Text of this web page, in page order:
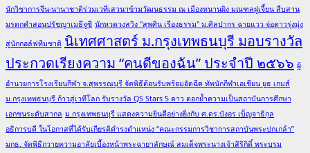
นักวิชาการจีน-นานาชาติร่วมเวทีเสวนาข้ามวัฒนธรรม ณ เมืองหนานผิง มณฑลฝูเจี้ยน สืบสาน
มรดกคำสอนปรัชญาเมธีจูซี นักหวดวงสวิง "สุพศิน เรืองธรรม" ม.ศิลปากร ฉายแวว จ่อดาวรุ่งมุ่ง
สู่นักกอล์ฟทีมชาติ นิเทศศาสตร์ ม.กรุงเทพธนบุรี มอบรางวัล
ประกวดเรียงความ “คนดีของฉัน” ประจำปี ๒๕๖๖ ผู้
อำนวยการโรงเรียนกีฬา จ.สุพรรณบุรี จัดพิธีต้อนรับพร้อมอัดฉีด ทัพนักกีฬาเอเชียน ยูธ เกมส์
ม.กรุงเทพธนบุรี ก้าวสู่เวทีโลก รับรางวัล QS Stars 5 ดาว ตอกย้ำความเป็นสถาบันการศึกษา
เอกชนระดับสากล ม.กรุงเทพธนบุรี แสดงความยินดีอย่างยิ่งกับ ศ.ดร.บังอร เบ็ญจาธิกุล
อธิการบดี ในโอกาสที่ได้รับเกียรติดำรงตำแหน่ง “คณะกรรมการวิชาการสถาบันพระปกเกล้า”
มกธ. จัดพิธีถวายความอาลัยเบื้องหน้าพระฉายาลักษณ์ สมเด็จพระนางเจ้าสิริกิติ์ พระบรม